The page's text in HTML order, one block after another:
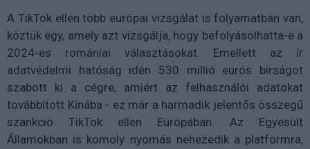
A TikTok ellen több európai vizsgálat is folyamatban van,
köztük egy, amely azt vizsgálja, hogy befolyásolhatta-e a
2024-es romániai választásokat. Emellett az ír
adatvédelmi hatóság idén 530 millió eurós bírságot
szabott ki a cégre, amiért az felhasználói adatokat
továbbított Kínába - ez már a harmadik jelentős összegű
szankció TikTok ellen Európában. Az Egyesült
Államokban is komoly nyomás nehezedik a platformra,